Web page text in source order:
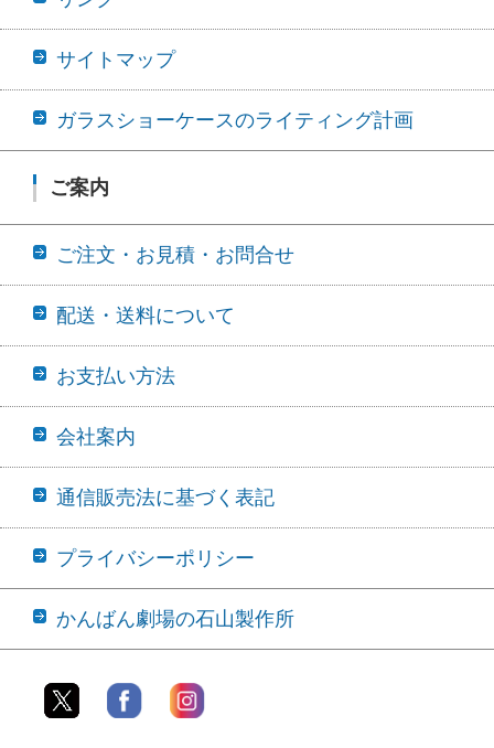
サイトマップ
ガラスショーケースのライティング計画
ご案内
ご注文・お見積・お問合せ
配送・送料について
お支払い方法
会社案内
通信販売法に基づく表記
プライバシーポリシー
かんばん劇場の石山製作所